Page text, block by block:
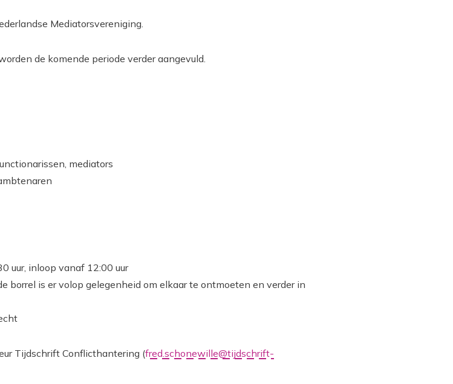
Mediatorsvereniging.
de komende periode verder aangevuld.
mediators
uur, inloop vanaf 12:00 uur
borrel is er volop gelegenheid om elkaar te ontmoeten en verder in
Tijdschrift Conflicthantering (fred.schonewille@tijdschrift-